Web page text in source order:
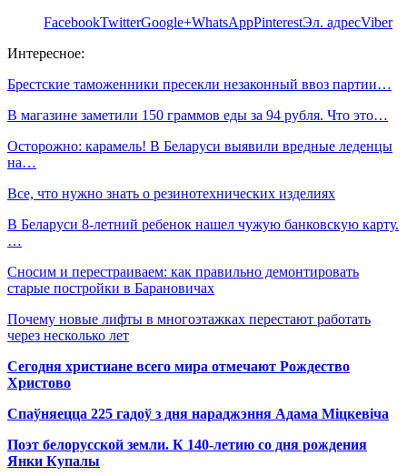
FacebookTwitterGoogle+WhatsAppPinterestЭл. адресViber
Интересное:
Брестские таможенники пресекли незаконный ввоз партии…
В магазине заметили 150 граммов еды за 94 рубля. Что это…
Осторожно: карамель! В Беларуси выявили вредные леденцы
на…
Все, что нужно знать о резинотехнических изделиях
В Беларуси 8-летний ребенок нашел чужую банковскую карту.
…
Сносим и перестраиваем: как правильно демонтировать
старые постройки в Барановичах
Почему новые лифты в многоэтажках перестают работать
через несколько лет
Сегодня христиане всего мира отмечают Рождество
Христово
Спаўняецца 225 гадоў з дня нараджэння Адама Міцкевіча
Поэт белорусской земли. К 140-летию со дня рождения
Янки Купалы